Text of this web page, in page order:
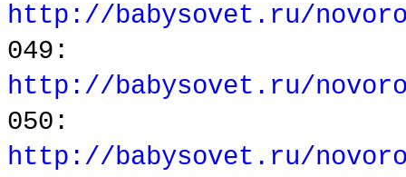
http://babysovet.ru/
049:
http://babysovet.ru/
050:
http://babysovet.ru/